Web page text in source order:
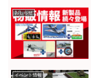
おしらせ
イベント情報